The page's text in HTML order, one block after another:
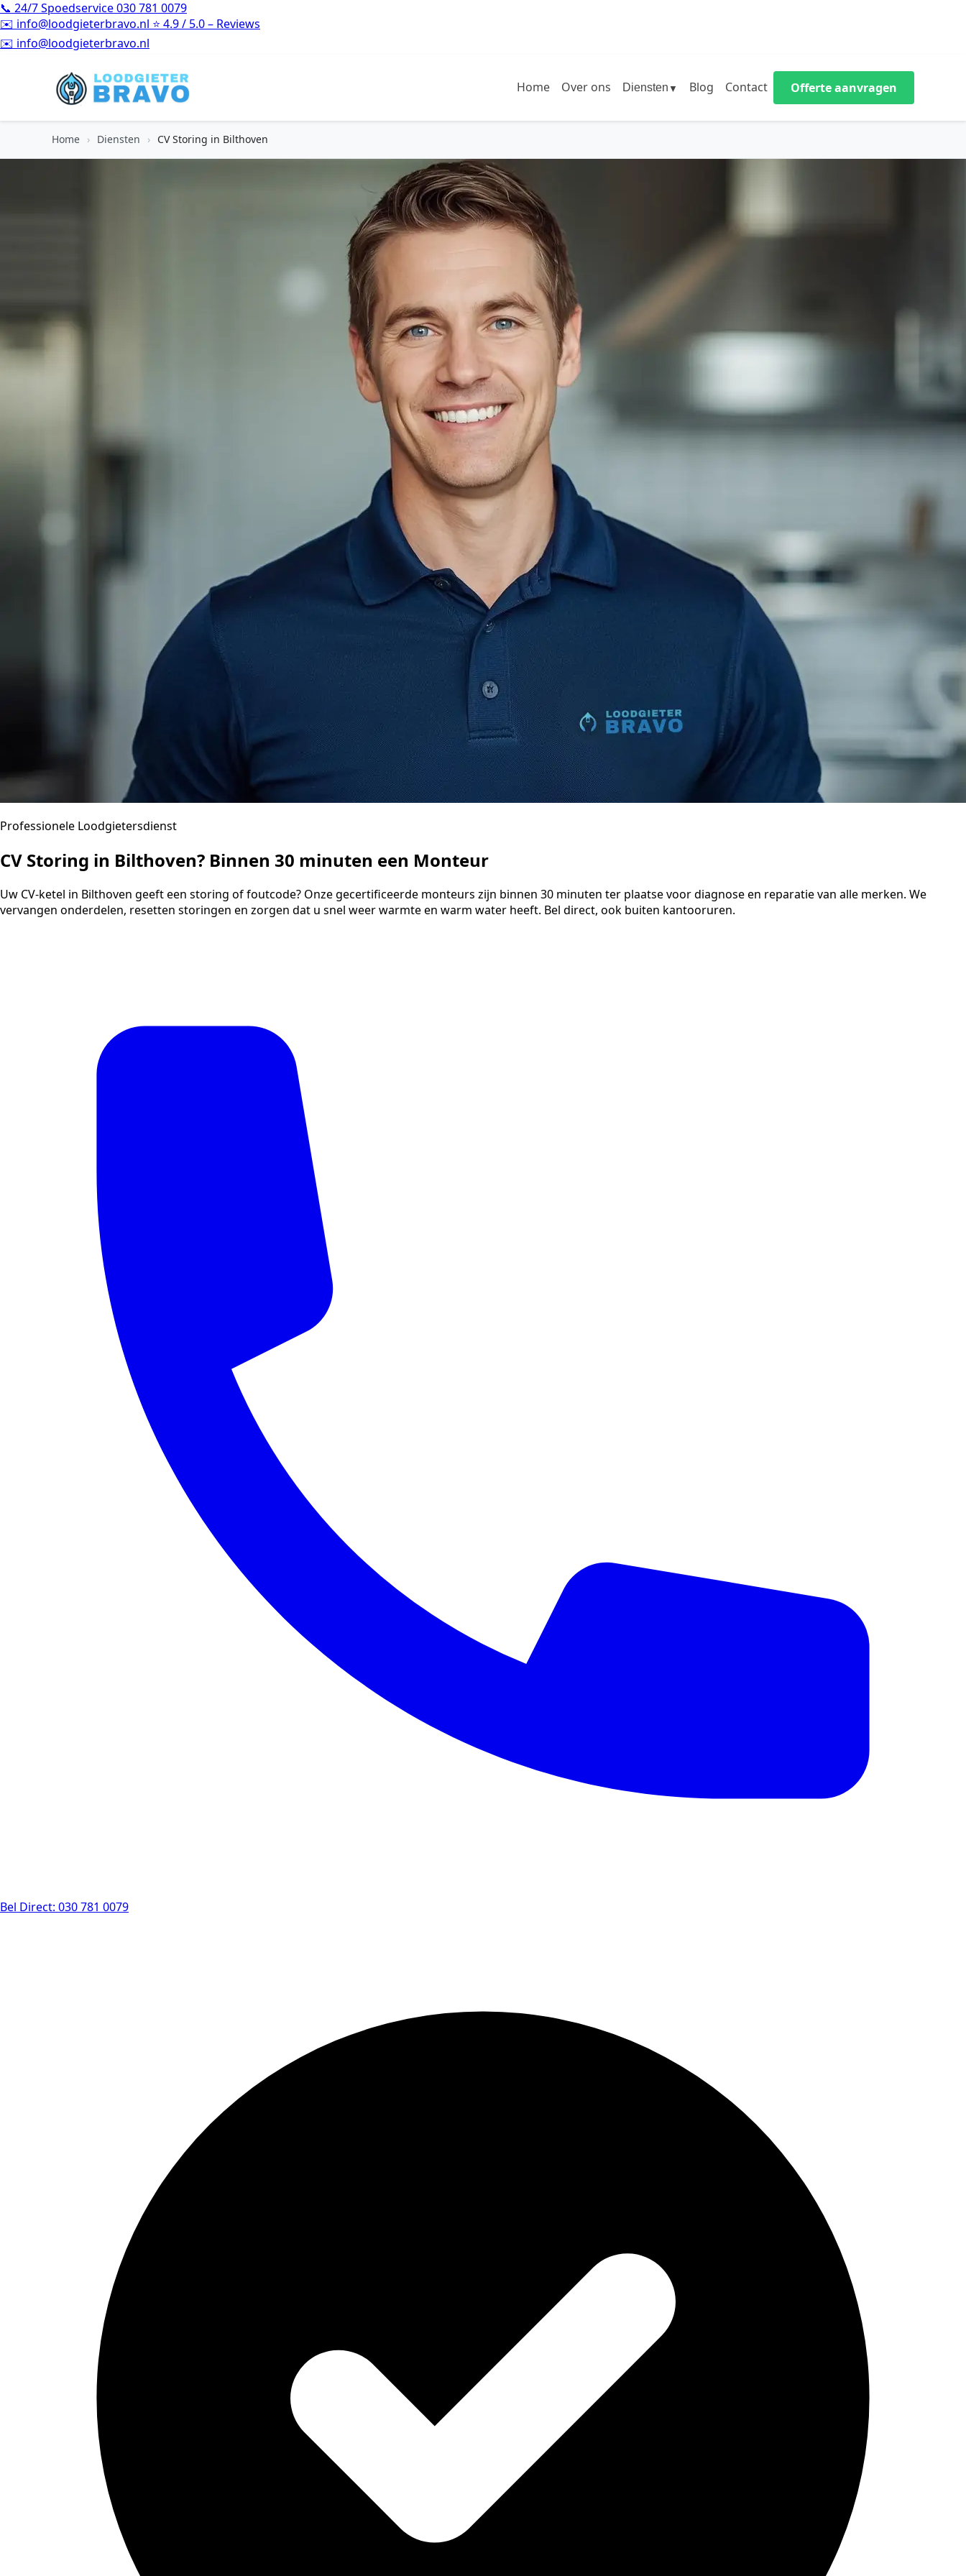
📞 24/7 Spoedservice030 781 0079
✉️ info@loodgieterbravo.nl ⭐ 4.9 / 5.0 – Reviews
⭐4.9 / 5.0 – Reviews
Home Over ons Diensten ▼ Blog Contact Offerte aanvragen
Home › Diensten › CV Storing in Bilthoven
Professionele Loodgietersdienst
CV Storing in Bilthoven? Binnen 30 minuten een Monteur
Uw CV-ketel in Bilthoven geeft een storing of foutcode? Onze gecertificeerde monteurs zijn binnen 30 minuten ter plaatse voor diagnose en reparatie van alle merken. We
vervangen onderdelen, resetten storingen en zorgen dat u snel weer warmte en warm water heeft. Bel direct, ook buiten kantooruren.
Bel Direct: 030 781 0079